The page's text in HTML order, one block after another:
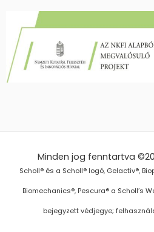
Minden jog fenntartva
Scholl® és a Scholl® logó, Gelactiv®,
Biomechanics®, Pescura® a Scholl’s
bejegyzett védjegye;